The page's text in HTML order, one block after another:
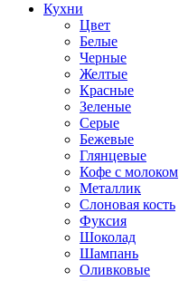
Кухни
Цвет
Белые
Черные
Желтые
Красные
Зеленые
Серые
Бежевые
Глянцевые
Кофе с молоком
Металлик
Слоновая кость
Фуксия
Шоколад
Шампань
Оливковые